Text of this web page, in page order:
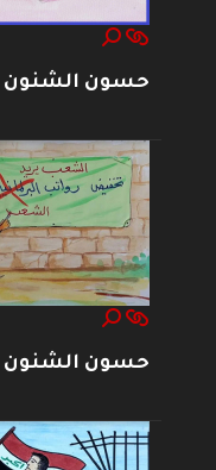
حسون الشنون
حسون الشنون